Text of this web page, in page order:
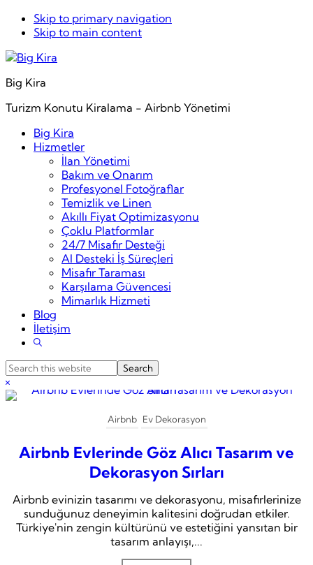
Skip to primary navigation
Skip to main content
Big Kira
Turizm Konutu Kiralama - Airbnb Yönetimi
Big Kira
Hizmetler
İlan Yönetimi
Bakım ve Onarım
Profesyonel Fotoğraflar
Temizlik ve Linen
Akıllı Fiyat Optimizasyonu
Çoklu Platformlar
24/7 Misafir Desteği
AI Desteki İş Süreçleri
Misafir Taraması
Karşılama Güvencesi
Mimarlık Hizmeti
Blog
İletişim
Show
Search
this
website
Hide
Search
Airbnb Ev Dekorasyon
Airbnb Evlerinde Göz Alıcı Tasarım ve
Dekorasyon Sırları
Airbnb evinizin tasarımı ve dekorasyonu, misafirlerinize
sunduğunuz deneyimin kalitesini doğrudan etkiler.
Türkiye'nin zengin kültürünü ve estetiğini yansıtan bir
tasarım anlayışı,...